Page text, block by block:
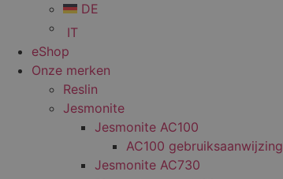
DE
IT
eShop
Onze merken
Reslin
Jesmonite
Jesmonite AC100
AC100 gebruiksaanwijzing
Jesmonite AC730